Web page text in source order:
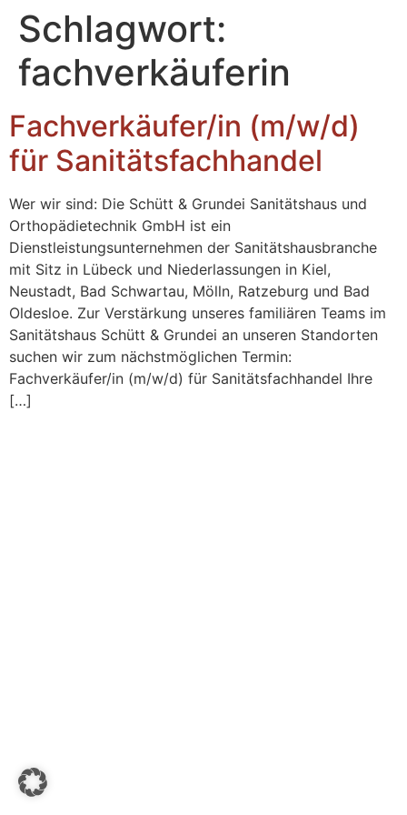
springen
Schlagwort:
fachverkäuferin
Fachverkäufer/in (m/w/d)
für Sanitätsfachhandel
Wer wir sind: Die Schütt & Grundei Sanitätshaus und
Orthopädietechnik GmbH ist ein
Dienstleistungsunternehmen der Sanitätshausbranche
mit Sitz in Lübeck und Niederlassungen in Kiel,
Neustadt, Bad Schwartau, Mölln, Ratzeburg und Bad
Oldesloe. Zur Verstärkung unseres familiären Teams im
Sanitätshaus Schütt & Grundei an unseren Standorten
suchen wir zum nächstmöglichen Termin:
Fachverkäufer/in (m/w/d) für Sanitätsfachhandel Ihre
[…]